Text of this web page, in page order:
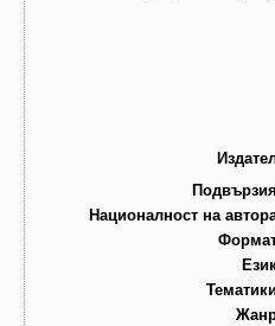
Подвързия
Националност на